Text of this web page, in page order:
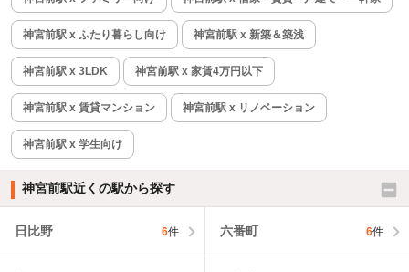
神宮前駅 x ふたり暮らし向け 神宮前駅 x 新築＆築浅
神宮前駅 x 3LDK 神宮前駅 x 家賃4万円以下
神宮前駅 x 賃貸マンション 神宮前駅 x リノベーション
神宮前駅 x 学生向け
神宮前駅近くの駅から探す
日比野 6件 六番町 6件